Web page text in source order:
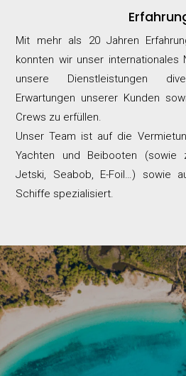
Mit mehr als 20 Jahren
konnten wir unser internationales
unsere Dienstleistungen
Erwartungen unserer Kunden
Crews zu erfüllen.
Unser Team ist auf die
Yachten und Beibooten (sowie
Jetski, Seabob, E-Foil…) sowie
Schiffe spezialisiert.